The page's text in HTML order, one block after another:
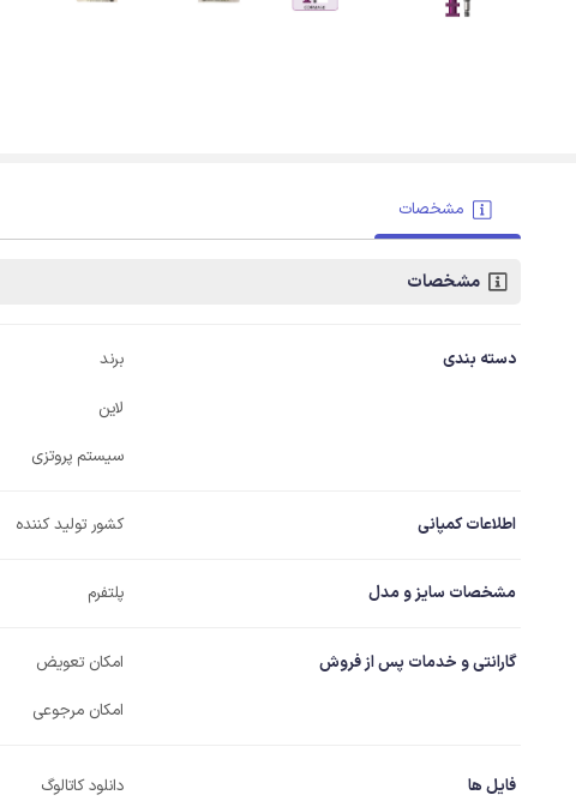
مشخصات
مشخصات
دسته بندی برند
لاین
سیستم پروتزی
اطلاعات کمپانی کشور تولید کننده
مشخصات سایز و مدل پلتفرم
گارانتی و خدمات پس از فروش امکان تعویض
امکان مرجوعی
فایل ها دانلود کاتالوگ